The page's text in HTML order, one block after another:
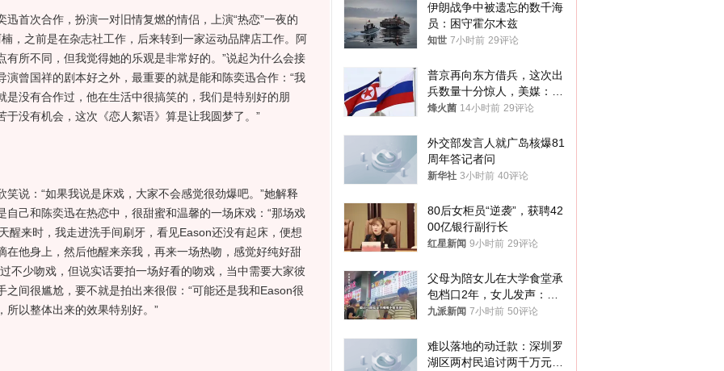
次合作，扮演一对旧情复燃的情侣，上演“热恋”一夜的
，之前是在杂志社工作，后来转到一家运动品牌店工作。阿
所不同，但我觉得她的乐观是非常好的。”说起为什么会接
曾国祥的剧本好之外，最重要的就是能和陈奕迅合作：“我
是没有合作过，他在生活中很搞笑的，我们是特别好的朋
没有机会，这次《恋人絮语》算是让我圆梦了。”
：“如果我说是床戏，大家不会感觉很劲爆吧。”她解释
己和陈奕迅在热恋中，很甜蜜和温馨的一场床戏：“那场戏
醒来时，我走进洗手间刷牙，看见Eason还没有起床，便想
在他身上，然后他醒来亲我，再来一场热吻，感觉好纯好甜
不少吻戏，但说实话要拍一场好看的吻戏，当中需要大家彼
间很尴尬，要不就是拍出来很假：“可能还是我和Eason很
所以整体出来的效果特别好。”
伊朗战争中被遗忘的数千海
员：困守霍尔木兹
知世 7小时前 29评论
普京再向东方借兵，这次出
兵数量十分惊人，美媒：俄
朝要动真格？
烽火菌 14小时前 29评论
外交部发言人就广岛核爆81
周年答记者问
新华社 3小时前 40评论
80后女柜员“逆袭”，获聘42
00亿银行副行长
红星新闻 9小时前 29评论
父母为陪女儿在大学食堂承
包档口2年，女儿发声：初
衷是为了陪伴，毕业后将不
九派新闻 7小时前 50评论
难以落地的动迁款：深圳罗
湖区两村民追讨两千万元动